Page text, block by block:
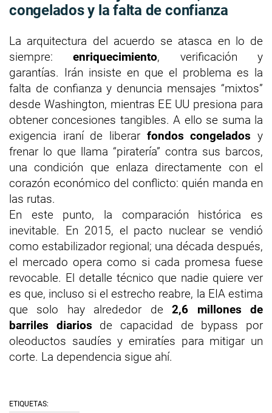
congelados y la falta de confianza
La arquitectura del acuerdo se atasca en lo de
siempre:enriquecimiento, verificación y
garantías. Irán insiste en que el problema es la
falta de confianza y denuncia mensajes “mixtos”
desde Washington, mientras EE UU presiona para
obtener concesiones tangibles. A ello se suma la
exigencia iraní de liberar fondos congelados y
frenar lo que llama “piratería” contra sus barcos,
una condición que enlaza directamente con el
corazón económico del conflicto: quién manda en
las rutas.
En este punto, la comparación histórica es
inevitable. En 2015, el pacto nuclear se vendió
como estabilizador regional; una década después,
el mercado opera como si cada promesa fuese
revocable. El detalle técnico que nadie quiere ver
es que, incluso si el estrecho reabre, la EIA estima
que solo hay alrededor de2,6 millones de
barriles diarios de capacidad de bypass por
oleoductos saudíes y emiratíes para mitigar un
corte. La dependencia sigue ahí.
ETIQUETAS: